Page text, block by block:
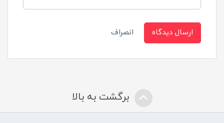
ارسال دیدگاه انصراف
برگشت به بالا